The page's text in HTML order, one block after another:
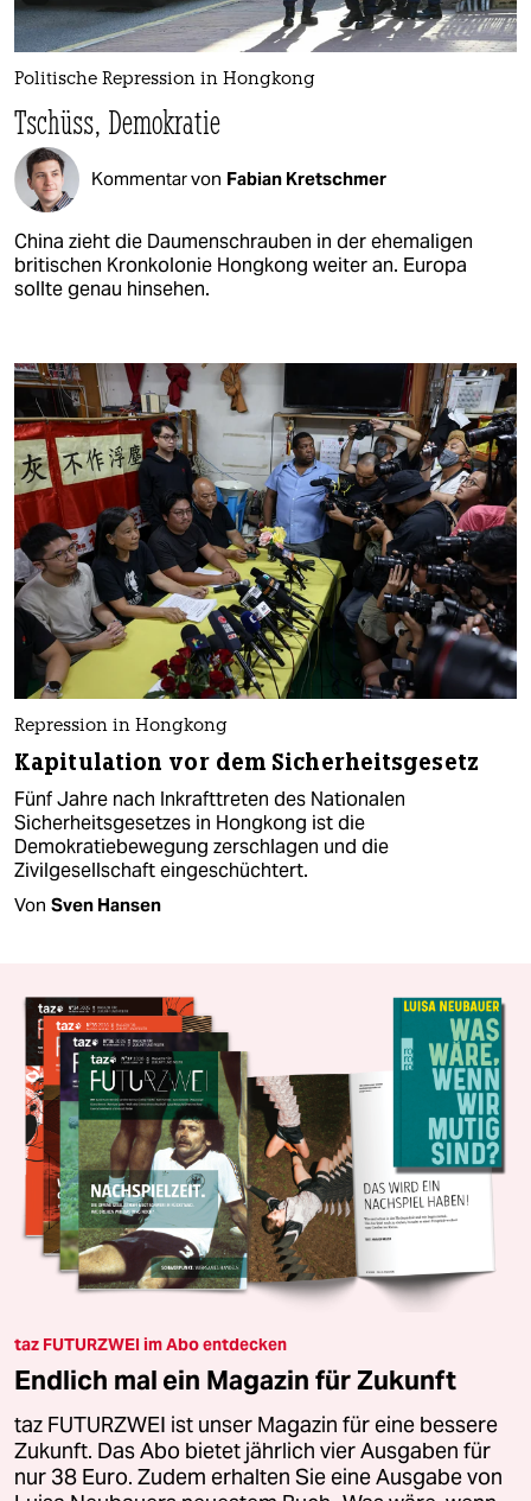
Politische Repression in Hongkong
Tschüss, Demokratie
Kommentar von Fabian Kretschmer
China zieht die Daumenschrauben in der ehemaligen
britischen Kronkolonie Hongkong weiter an. Europa
sollte genau hinsehen.
Repression in Hongkong
Kapitulation vor dem Sicherheitsgesetz
Fünf Jahre nach Inkrafttreten des Nationalen
Sicherheitsgesetzes in Hongkong ist die
Demokratiebewegung zerschlagen und die
Zivilgesellschaft eingeschüchtert.
Von Sven Hansen
taz FUTURZWEI im Abo entdecken
Endlich mal ein Magazin für Zukunft
taz FUTURZWEI ist unser Magazin für eine bessere
Zukunft. Das Abo bietet jährlich vier Ausgaben für
nur 38 Euro. Zudem erhalten Sie eine Ausgabe von